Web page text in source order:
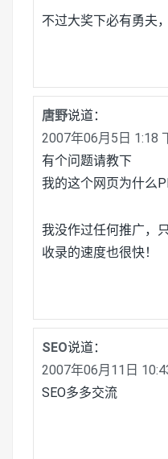
不过大奖下必有勇夫
唐野说道：
2007年06月5日 1:18
有个问题请教下
我的这个网页为什么
我没作过任何推广，
收录的速度也很快！
SEO说道：
2007年06月11日
SEO多多交流